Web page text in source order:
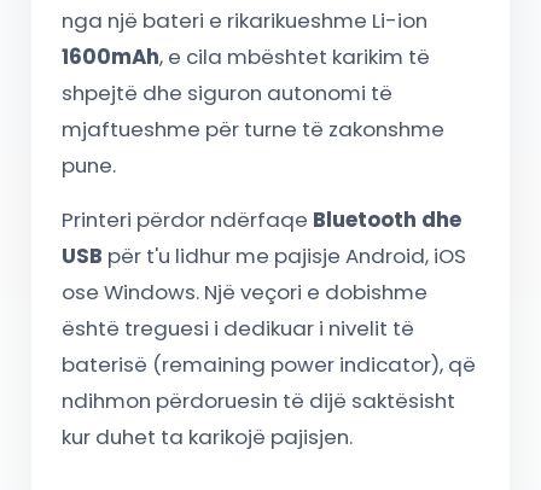
nga një bateri e rikarikueshme Li-ion
1600mAh, e cila mbështet karikim të
shpejtë dhe siguron autonomi të
mjaftueshme për turne të zakonshme
pune.
Printeri përdor ndërfaqe Bluetooth dhe
USB për t'u lidhur me pajisje Android, iOS
ose Windows. Një veçori e dobishme
është treguesi i dedikuar i nivelit të
baterisë (remaining power indicator), që
ndihmon përdoruesin të dijë saktësisht
kur duhet ta karikojë pajisjen.